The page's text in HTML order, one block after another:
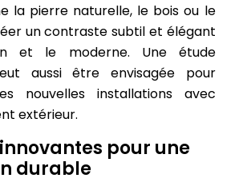
la pierre naturelle, le bois ou le
un contraste subtil et élégant
et le moderne. Une étude
aussi être envisagée pour
nouvelles installations avec
extérieur.
pour une
durable